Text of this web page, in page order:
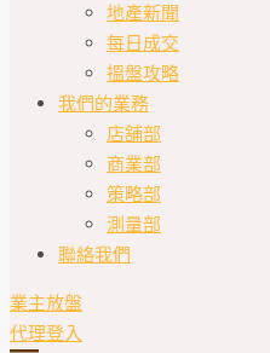
地產新聞
每日成交
搵盤攻略
我們的業務
店舖部
商業部
策略部
測量部
聯絡我們
業主放盤
代理登入